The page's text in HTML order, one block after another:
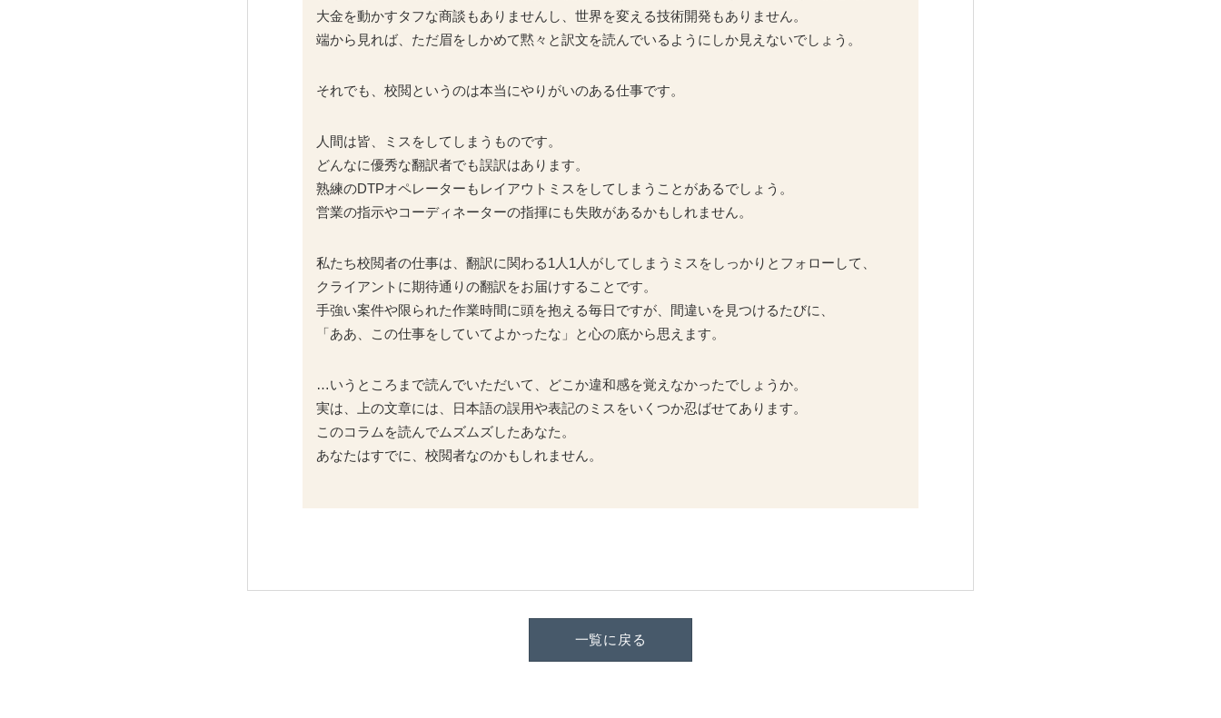
大金を動かすタフな商談もありませんし、世界を変える技術開発もありません。
端から見れば、ただ眉をしかめて黙々と訳文を読んでいるようにしか見えないでしょう。
それでも、校閲というのは本当にやりがいのある仕事です。
人間は皆、ミスをしてしまうものです。
どんなに優秀な翻訳者でも誤訳はあります。
熟練のDTPオペレーターもレイアウトミスをしてしまうことがあるでしょう。
営業の指示やコーディネーターの指揮にも失敗があるかもしれません。
私たち校閲者の仕事は、翻訳に関わる1人1人がしてしまうミスをしっかりとフォローして、
クライアントに期待通りの翻訳をお届けすることです。
手強い案件や限られた作業時間に頭を抱える毎日ですが、間違いを見つけるたびに、
「ああ、この仕事をしていてよかったな」と心の底から思えます。
…いうところまで読んでいただいて、どこか違和感を覚えなかったでしょうか。
実は、上の文章には、日本語の誤用や表記のミスをいくつか忍ばせてあります。
このコラムを読んでムズムズしたあなた。
あなたはすでに、校閲者なのかもしれません。
一覧に戻る